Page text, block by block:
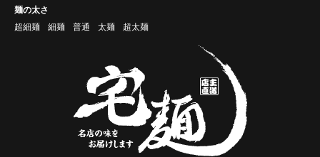
麺の太さ
超細麺
細麺 普通 太麺 超太麺